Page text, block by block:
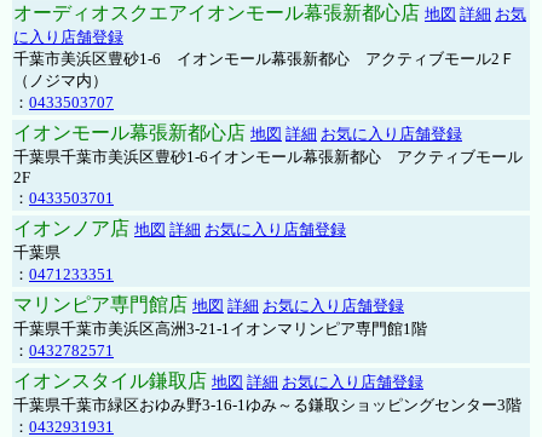
オーディオスクエアイオンモール幕張新都心店 地図 詳細 お気
に入り店舗登録
千葉市美浜区豊砂1-6 イオンモール幕張新都心 アクティブモール2Ｆ
（ノジマ内）
： 0433503707
イオンモール幕張新都心店 地図 詳細 お気に入り店舗登録
千葉県千葉市美浜区豊砂1-6イオンモール幕張新都心 アクティブモール
2F
： 0433503701
イオンノア店 地図 詳細 お気に入り店舗登録
千葉県
： 0471233351
マリンピア専門館店 地図 詳細 お気に入り店舗登録
千葉県千葉市美浜区高洲3-21-1イオンマリンピア専門館1階
： 0432782571
イオンスタイル鎌取店 地図 詳細 お気に入り店舗登録
千葉県千葉市緑区おゆみ野3-16-1ゆみ～る鎌取ショッピングセンター3階
： 0432931931